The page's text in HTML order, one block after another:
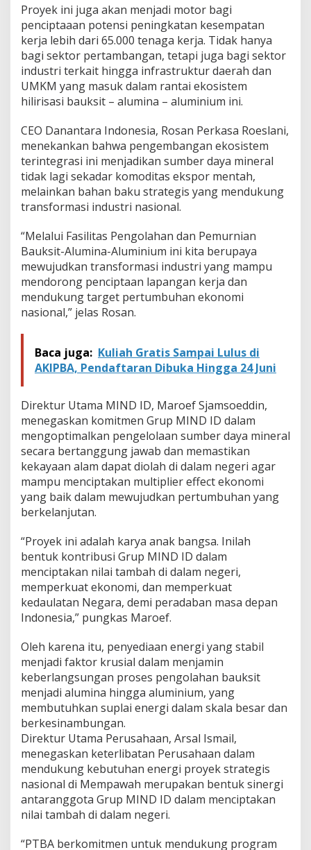
w
a
P
e
n
y
e
d
a
a
n
P
a
s
o
a
n
E
n
e
r
n
d
a
a
n
B
e
r
k
e
l
u
t
a
n
Proyek ini juga akan menjadi motor bagi
penciptaaan potensi peningkatan kesempatan
kerja lebih dari 65.000 tenaga kerja. Tidak hanya
bagi sektor pertambangan, tetapi juga bagi sektor
industri terkait hingga infrastruktur daerah dan
UMKM yang masuk dalam rantai ekosistem
hilirisasi bauksit – alumina – aluminium ini.
CEO Danantara Indonesia, Rosan Perkasa Roeslani,
menekankan bahwa pengembangan ekosistem
terintegrasi ini menjadikan sumber daya mineral
tidak lagi sekadar komoditas ekspor mentah,
melainkan bahan baku strategis yang mendukung
transformasi industri nasional.
“Melalui Fasilitas Pengolahan dan Pemurnian
Bauksit-Alumina-Aluminium ini kita berupaya
mewujudkan transformasi industri yang mampu
mendorong penciptaan lapangan kerja dan
mendukung target pertumbuhan ekonomi
nasional,” jelas Rosan.
Baca juga: Kuliah Gratis Sampai Lulus di
AKIPBA, Pendaftaran Dibuka Hingga 24 Juni
Direktur Utama MIND ID, Maroef Sjamsoeddin,
menegaskan komitmen Grup MIND ID dalam
mengoptimalkan pengelolaan sumber daya mineral
secara bertanggung jawab dan memastikan
kekayaan alam dapat diolah di dalam negeri agar
mampu menciptakan multiplier effect ekonomi
yang baik dalam mewujudkan pertumbuhan yang
berkelanjutan.
“Proyek ini adalah karya anak bangsa. Inilah
bentuk kontribusi Grup MIND ID dalam
menciptakan nilai tambah di dalam negeri,
memperkuat ekonomi, dan memperkuat
kedaulatan Negara, demi peradaban masa depan
Indonesia,” pungkas Maroef.
Oleh karena itu, penyediaan energi yang stabil
menjadi faktor krusial dalam menjamin
keberlangsungan proses pengolahan bauksit
menjadi alumina hingga aluminium, yang
membutuhkan suplai energi dalam skala besar dan
berkesinambungan.
Direktur Utama Perusahaan, Arsal Ismail,
menegaskan keterlibatan Perusahaan dalam
mendukung kebutuhan energi proyek strategis
nasional di Mempawah merupakan bentuk sinergi
antaranggota Grup MIND ID dalam menciptakan
nilai tambah di dalam negeri.
“PTBA berkomitmen untuk mendukung program